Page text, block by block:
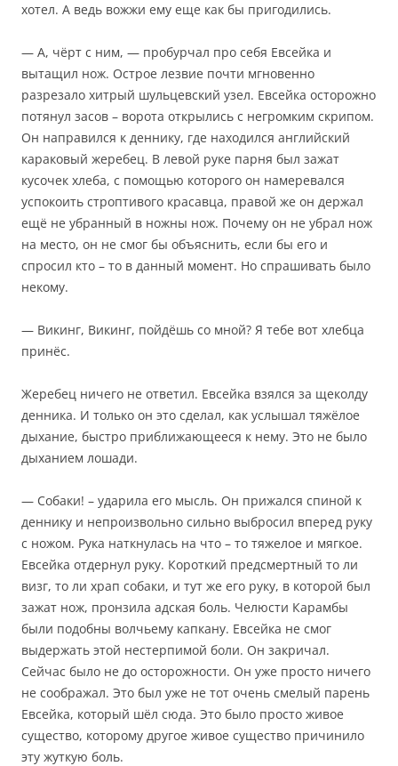
хотел. А ведь вожжи ему еще как бы пригодились.
— А, чёрт с ним, — пробурчал про себя Евсейка и
вытащил нож. Острое лезвие почти мгновенно
разрезало хитрый шульцевский узел. Евсейка осторожно
потянул засов – ворота открылись с негромким скрипом.
Он направился к деннику, где находился английский
караковый жеребец. В левой руке парня был зажат
кусочек хлеба, с помощью которого он намеревался
успокоить строптивого красавца, правой же он держал
ещё не убранный в ножны нож. Почему он не убрал нож
на место, он не смог бы объяснить, если бы его и
спросил кто – то в данный момент. Но спрашивать было
некому.
— Викинг, Викинг, пойдёшь со мной? Я тебе вот хлебца
принёс.
Жеребец ничего не ответил. Евсейка взялся за щеколду
денника. И только он это сделал, как услышал тяжёлое
дыхание, быстро приближающееся к нему. Это не было
дыханием лошади.
— Собаки! – ударила его мысль. Он прижался спиной к
деннику и непроизвольно сильно выбросил вперед руку
с ножом. Рука наткнулась на что – то тяжелое и мягкое.
Евсейка отдернул руку. Короткий предсмертный то ли
визг, то ли храп собаки, и тут же его руку, в которой был
зажат нож, пронзила адская боль. Челюсти Карамбы
были подобны волчьему капкану. Евсейка не смог
выдержать этой нестерпимой боли. Он закричал.
Сейчас было не до осторожности. Он уже просто ничего
не соображал. Это был уже не тот очень смелый парень
Евсейка, который шёл сюда. Это было просто живое
существо, которому другое живое существо причинило
эту жуткую боль.